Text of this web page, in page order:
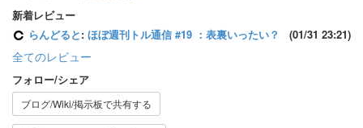
新着レビュー
らんどると: ほぼ週刊トル通信 #19 ：表裏いったい？ (01/31 23:21)
全てのレビュー
フォロー/シェア
ブログ/Wiki/掲示板で共有する